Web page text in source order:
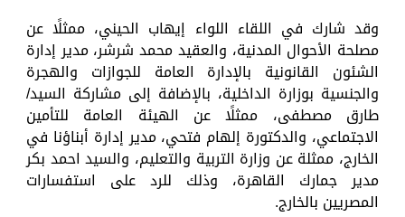
وقد شارك في اللقاء اللواء إيهاب الحيني، ممثلًا عن
مصلحة الأحوال المدنية، والعقيد محمد شرشر، مدير إدارة
الشئون القانونية بالإدارة العامة للجوازات والهجرة
والجنسية بوزارة الداخلية، بالإضافة إلى مشاركة السيد/
طارق مصطفى، ممثلًا عن الهيئة العامة للتأمين
الاجتماعي، والدكتورة إلهام فتحي، مدير إدارة أبناؤنا في
الخارج، ممثلة عن وزارة التربية والتعليم، والسيد احمد بكر
مدير جمارك القاهرة، وذلك للرد على استفسارات
المصريين بالخارج.